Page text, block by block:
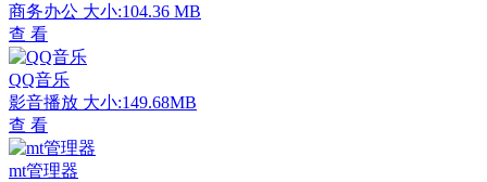
商务办公 大小:104.36 MB
查 看
QQ音乐
影音播放 大小:149.68MB
查 看
mt管理器